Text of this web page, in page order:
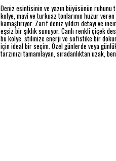
Deniz esintisinin ve yazın büyüsünün ruhunu
kolye, mavi ve turkuaz tonlarının huzur
kamaştırıyor. Zarif deniz yıldızı detayı ve
eşsiz bir şıklık sunuyor. Canlı renkli çiçek
bu kolye, stilinize enerji ve sofistike bir
için ideal bir seçim. Özel günlerde veya
tarzınızı tamamlayan, sıradanlıktan uzak,